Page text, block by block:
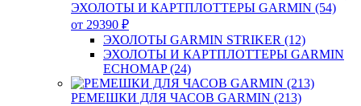
ЭХОЛОТЫ И КАРТПЛОТТЕРЫ GARMIN (54)
от 29390 ₽
ЭХОЛОТЫ GARMIN STRIKER (12)
ЭХОЛОТЫ И КАРТПЛОТТЕРЫ GARMIN
ECHOMAP (24)
РЕМЕШКИ ДЛЯ ЧАСОВ GARMIN (213)